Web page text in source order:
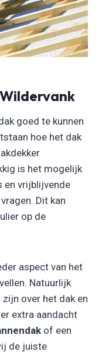
goed te kunnen
hoe het dak
is het mogelijk
en vrijblijvende
Dit kan
op de
aspect van het
Natuurlijk
over het dak en
extra aandacht
of een
de juiste